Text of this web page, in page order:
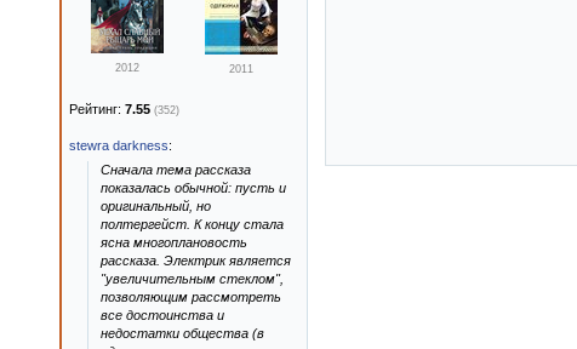
2012 2011
Рейтинг: 7.55 (352)
stewra darkness:
Сначала тема рассказа
показалась обычной: пусть и
оригинальный, но
полтергейст. К концу стала
ясна многоплановость
рассказа. Электрик является
"увеличительным стеклом",
позволяющим рассмотреть
все достоинства и
недостатки общества (в